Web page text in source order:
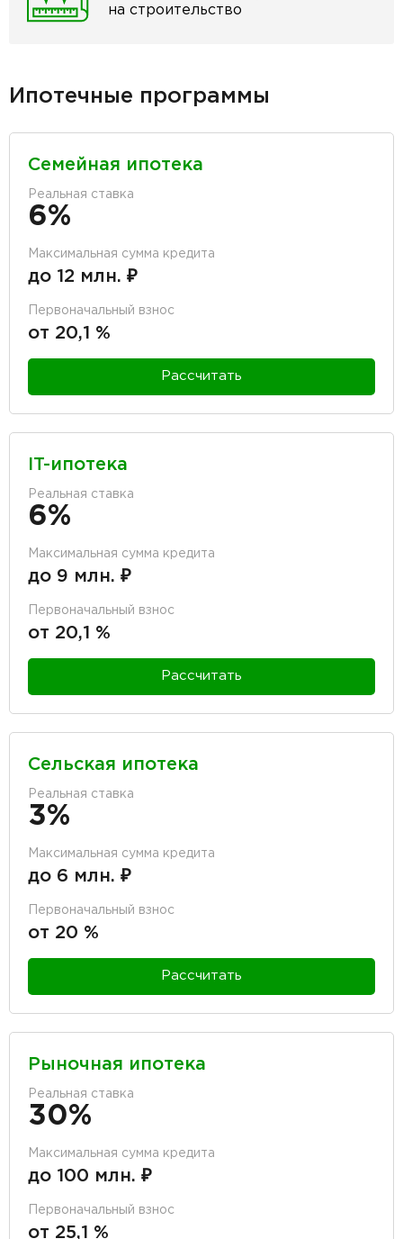
на строительство
Ипотечные программы
Семейная ипотека
Реальная ставка
6%
Максимальная сумма кредита
до 12 млн. ₽
Первоначальный взнос
от 20,1 %
Рассчитать
IT-ипотека
Реальная ставка
6%
Максимальная сумма кредита
до 9 млн. ₽
Первоначальный взнос
от 20,1 %
Рассчитать
Сельская ипотека
Реальная ставка
3%
Максимальная сумма кредита
до 6 млн. ₽
Первоначальный взнос
от 20 %
Рассчитать
Рыночная ипотека
Реальная ставка
30%
Максимальная сумма кредита
до 100 млн. ₽
Первоначальный взнос
от 25,1 %